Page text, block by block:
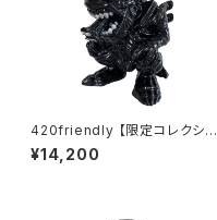
420friendly 【限定コレクショ
ン】Alien Xenomorph Bong
- PVC & GLASS / エイリアン
¥14,200